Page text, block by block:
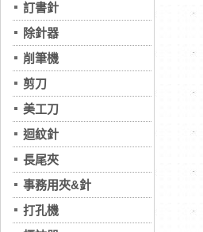
訂書針
除針器
削筆機
剪刀
美工刀
迴紋針
長尾夾
事務用夾&針
打孔機